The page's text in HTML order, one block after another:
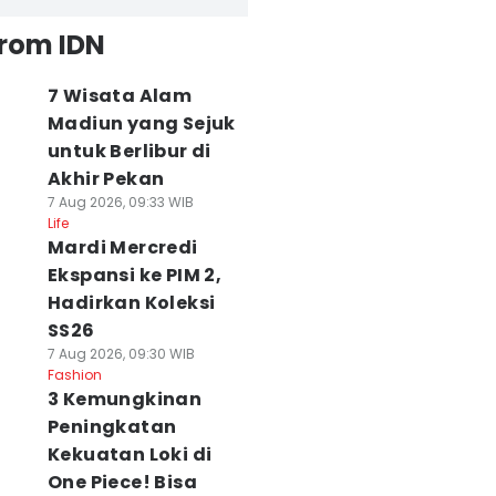
IDN
7 Wisata Alam
Madiun yang Sejuk
untuk Berlibur di
Akhir Pekan
7 Aug 2026, 09:33 WIB
Life
Mardi Mercredi
Ekspansi ke PIM 2,
Hadirkan Koleksi
SS26
7 Aug 2026, 09:30 WIB
Fashion
3 Kemungkinan
Peningkatan
Kekuatan Loki di
One Piece! Bisa